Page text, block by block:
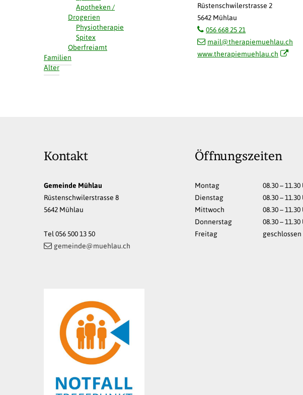
Apotheken /
Drogerien
Physiotherapie
Spitex
Oberfreiamt
Familien
Alter
Rüstenschwilerstrasse 2
5642 Mühlau
056 668 25 21
mail@therapiemuehlau.ch
www.therapiemuehlau.ch
Kontakt
Gemeinde Mühlau
Rüstenschwilerstrasse 8
5642 Mühlau
Tel 056 500 13 50
gemeinde@muehlau.ch
Öffnungszeiten
Montag 08.30 – 11.30
Dienstag 08.30 – 11.30
Mittwoch 08.30 – 11.30
Donnerstag 08.30 – 11.30
Freitag geschlossen